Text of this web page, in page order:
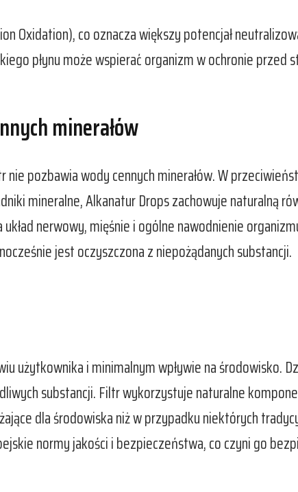
Oxidation), co oznacza większy potencjał
płynu może wspierać organizm w ochronie przed
minerałów
pozbawia wody cennych minerałów. W
mineralne, Alkanatur Drops zachowuje naturalną
układ nerwowy, mięśnie i ogólne nawodnienie
jest oczyszczona z niepożądanych substancji.
użytkownika i minimalnym wpływie na środowisko.
substancji. Filtr wykorzystuje naturalne
dla środowiska niż w przypadku niektórych
normy jakości i bezpieczeństwa, co czyni go